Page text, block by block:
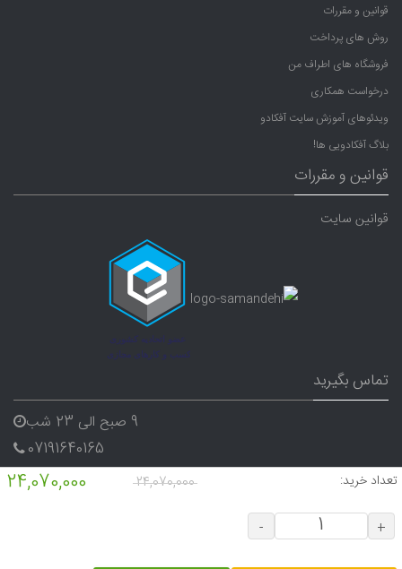
تعداد خرید:
+
-
24,070,000
24,070,000
قوانین و مقررات
روش های پرداخت
فروشگاه های اطراف من
درخواست همکاری
ویدئوهای آموزش سایت آفکادو
بلاگ آفکادویی ها!
قوانین و مقررات
قوانین سایت
تماس بگیرید
9 صبح الی 23 شب
07191640165
09338282656